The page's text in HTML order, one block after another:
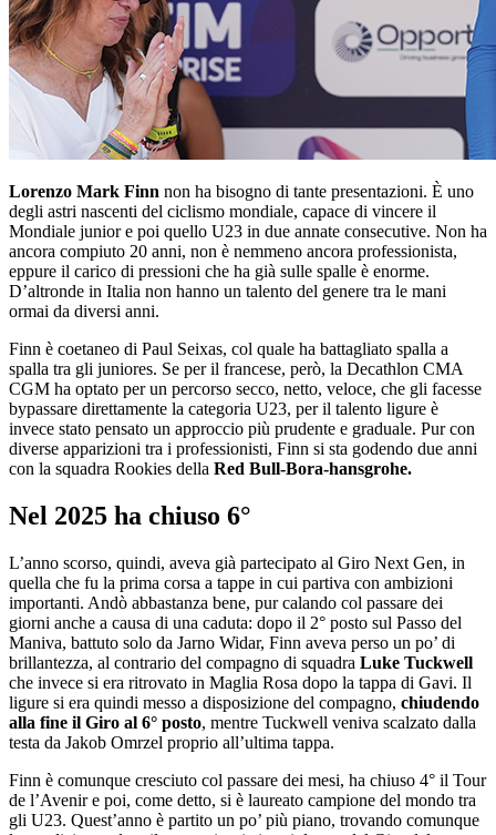
Lorenzo Mark Finn non ha bisogno di tante presentazioni. È uno
degli astri nascenti del ciclismo mondiale, capace di vincere il
Mondiale junior e poi quello U23 in due annate consecutive. Non ha
ancora compiuto 20 anni, non è nemmeno ancora professionista,
eppure il carico di pressioni che ha già sulle spalle è enorme.
D’altronde in Italia non hanno un talento del genere tra le mani
ormai da diversi anni.
Finn è coetaneo di Paul Seixas, col quale ha battagliato spalla a
spalla tra gli juniores. Se per il francese, però, la Decathlon CMA
CGM ha optato per un percorso secco, netto, veloce, che gli facesse
bypassare direttamente la categoria U23, per il talento ligure è
invece stato pensato un approccio più prudente e graduale. Pur con
diverse apparizioni tra i professionisti, Finn si sta godendo due anni
con la squadra Rookies della Red Bull-Bora-hansgrohe.
Nel 2025 ha chiuso 6°
L’anno scorso, quindi, aveva già partecipato al Giro Next Gen, in
quella che fu la prima corsa a tappe in cui partiva con ambizioni
importanti. Andò abbastanza bene, pur calando col passare dei
giorni anche a causa di una caduta: dopo il 2° posto sul Passo del
Maniva, battuto solo da Jarno Widar, Finn aveva perso un po’ di
brillantezza, al contrario del compagno di squadra Luke Tuckwell
che invece si era ritrovato in Maglia Rosa dopo la tappa di Gavi. Il
ligure si era quindi messo a disposizione del compagno, chiudendo
alla fine il Giro al 6° posto, mentre Tuckwell veniva scalzato dalla
testa da Jakob Omrzel proprio all’ultima tappa.
Finn è comunque cresciuto col passare dei mesi, ha chiuso 4° il Tour
de l’Avenir e poi, come detto, si è laureato campione del mondo tra
gli U23. Quest’anno è partito un po’ più piano, trovando comunque